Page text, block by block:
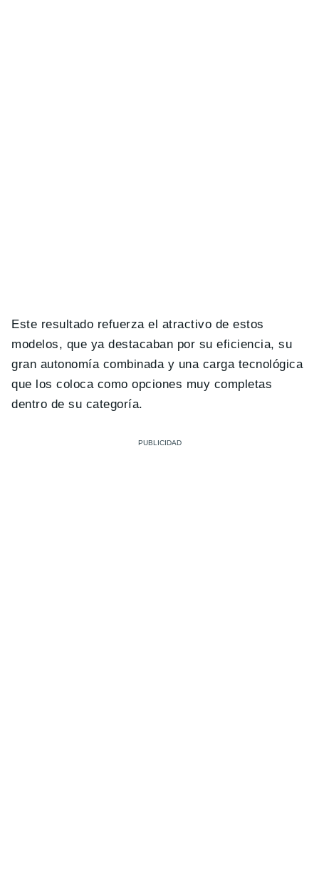
Este resultado refuerza el atractivo de estos
modelos, que ya destacaban por su eficiencia, su
gran autonomía combinada y una carga tecnológica
que los coloca como opciones muy completas
dentro de su categoría.